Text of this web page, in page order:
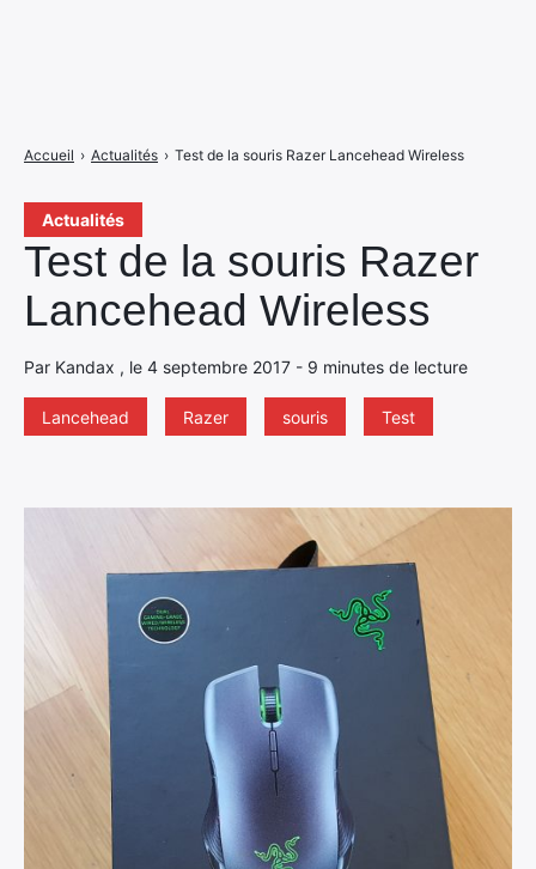
Actualités
Test de la souris Razer
Lancehead Wireless
Par Kandax , le 4 septembre 2017 - 9 minutes de lecture
Lancehead Razer souris Test
Accueil › Actualités › Test de la souris Razer Lancehead Wireless